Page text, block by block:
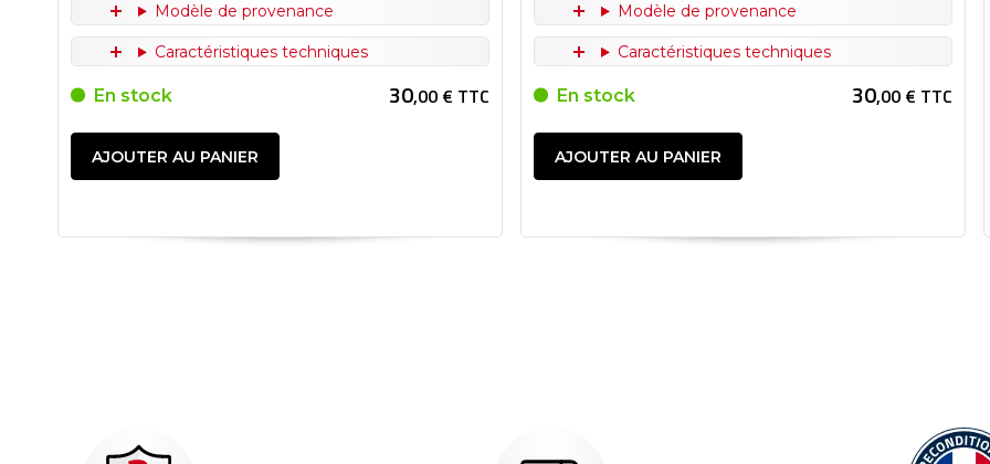
Modèle de provenance
Caractéristiques techniques
En stock 30,00 € TTC
AJOUTER AU PANIER
Modèle de provenance
Caractéristiques techniques
En stock 30,00 € TTC
AJOUTER AU PANIER